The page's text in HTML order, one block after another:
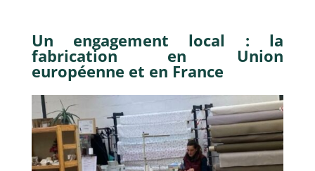
Un engagement local : la
fabrication en Union
européenne et en France